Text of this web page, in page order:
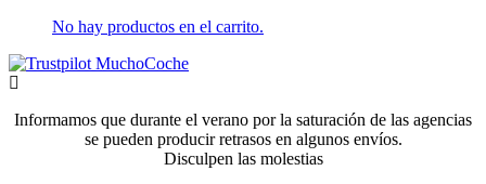
No hay productos en el carrito.
Informamos que durante el verano por la saturación de las agencias
se pueden producir retrasos en algunos envíos.
Disculpen las molestias